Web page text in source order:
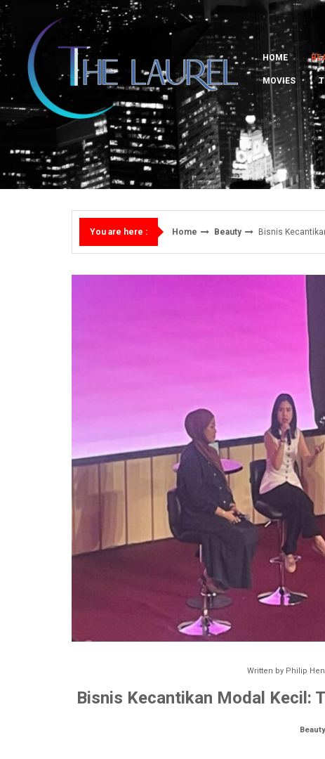
Skip
content
HOME
MOVIES
You are here : Home Beauty Bisnis
Written by Philip
Bisnis Kecantikan Modal Kecil:
Beauty